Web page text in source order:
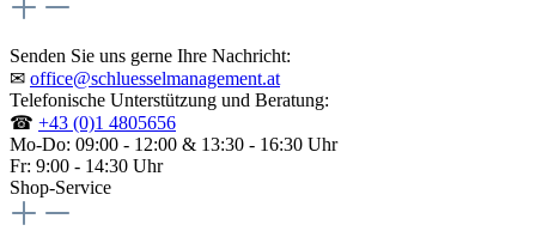
Senden Sie uns gerne Ihre Nachricht:
✉ office@schluesselmanagement.at
Telefonische Unterstützung und Beratung:
☎ +43 (0)1 4805656
Mo-Do: 09:00 - 12:00 & 13:30 - 16:30 Uhr
Fr: 9:00 - 14:30 Uhr
Shop-Service